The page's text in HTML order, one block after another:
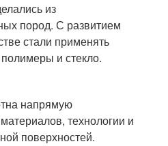
из
пород. С развитием
стали применять
и стекло.
напрямую
технологии и
поверхностей.